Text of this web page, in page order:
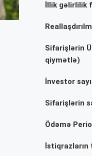
İllik gəlirlilik
Sifarişlərin
qiymətlə)
İnvestor sayı
Sifarişlərin
Ödəmə